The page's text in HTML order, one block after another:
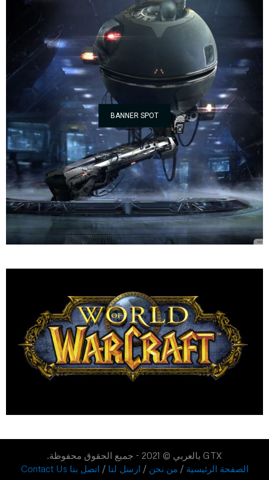
BANNER SPOT
GTX بالعربي © 2021 - جميع الحقوق محفوظة.
الصفحة الرئيسية / من نحن / ارسل لنا / اتصل بنا Contact Us